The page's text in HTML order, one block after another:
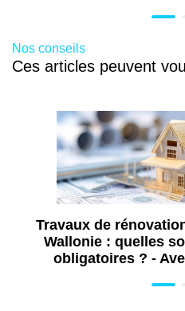
Nos conseils
Ces articles peuvent
Travaux de
Wallonie : quelles
obligatoires ? -